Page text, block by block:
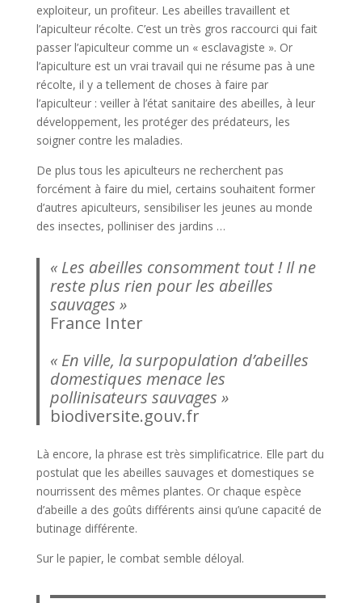
exploiteur, un profiteur. Les abeilles travaillent et
l’apiculteur récolte. C’est un très gros raccourci qui fait
passer l’apiculteur comme un « esclavagiste ». Or
l’apiculture est un vrai travail qui ne résume pas à une
récolte, il y a tellement de choses à faire par
l’apiculteur : veiller à l’état sanitaire des abeilles, à leur
développement, les protéger des prédateurs, les
soigner contre les maladies.
De plus tous les apiculteurs ne recherchent pas
forcément à faire du miel, certains souhaitent former
d’autres apiculteurs, sensibiliser les jeunes au monde
des insectes, polliniser des jardins …
« Les abeilles consomment tout ! Il ne
reste plus rien pour les abeilles
sauvages »
France Inter
« En ville, la surpopulation d’abeilles
domestiques menace les
pollinisateurs sauvages »
biodiversite.gouv.fr
Là encore, la phrase est très simplificatrice. Elle part du
postulat que les abeilles sauvages et domestiques se
nourrissent des mêmes plantes. Or chaque espèce
d’abeille a des goûts différents ainsi qu’une capacité de
butinage différente.
Sur le papier, le combat semble déloyal.